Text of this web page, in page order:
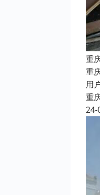
重
重
用
重
24-